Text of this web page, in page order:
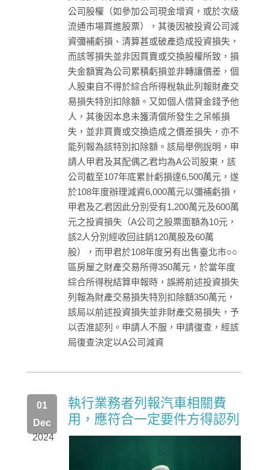
公司股權（如參加公司現金增資，或於次級
流通市場買進股票），其後因被投資公司減
資彌補虧損、清算甚或破產造成投資損失，
而該等損失並非因買賣或交換股權所致，損
失金額實為公司累積虧損並非轉讓價差，個
人股東自不得於綜合所得稅執此列報財產交
易損失特別扣除額。又如個人借貸金錢予他
人，其後因本息未獲清償所發生之呆帳損
失，並非買賣或交換造成之價差損失，亦不
能列報為該特別扣除額。該局舉例說明，申
請人甲君及其配偶乙君均為A公司股東，該
公司截至107年底累計虧損達6,500萬元，遂
於108年度辦理減資6,000萬元以彌補虧損，
甲君及乙君因此分別受有1,200萬元及600萬
元之投資損失（A公司之股票面額為10元，
該2人分別經收回註銷120萬股及60萬
股），而甲君於108年度另有出售臺北市○○
區房屋之財產交易所得350萬元，於當年度
綜合所得稅結算申報時，誤將前述投資損失
列報為財產交易損失特別扣除額350萬元，
該局以前述投資損失並非財產交易損失，予
以否准認列。申請人不服，申請復查，經該
局復查決定以A公司減資
2024
01
Dec
執行業務者列報汽車相關費
用，應符合一定要件方得認列